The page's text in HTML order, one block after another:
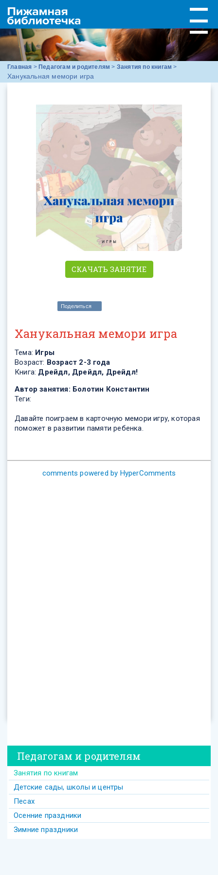
Главная > Педагогам и родителям > Занятия по книгам >
Ханукальная мемори игра
СКАЧАТЬ ЗАНЯТИЕ
Поделиться
Ханукальная мемори игра
Тема: Игры
Возраст: Возраст 2-3 года
Книга: Дрейдл, Дрейдл, Дрейдл!
Автор занятия: Болотин Константин
Теги:
Давайте поиграем в карточную мемори игру, которая
поможет в развитии памяти ребенка.
comments powered by HyperComments
Педагогам и родителям
Занятия по книгам
Детские сады, школы и центры
Песах
Осенние праздники
Зимние праздники